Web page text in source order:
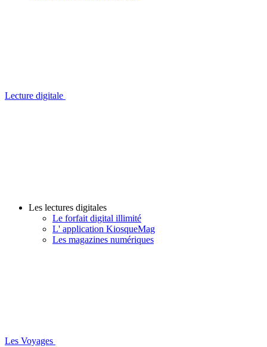
Lecture digitale
Les lectures digitales
Le forfait digital illimité
L' application KiosqueMag
Les magazines numériques
Les Voyages